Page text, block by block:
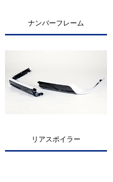
ナンバーフレーム
リアスポイラー